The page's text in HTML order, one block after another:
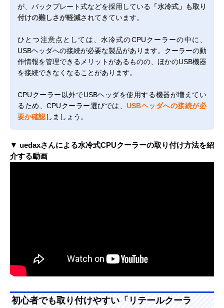
が、バックプレート式などを採用している 「水冷式」も取り
付けの難しさが軽減されてきています。
ひとつ注意点としては、水冷式のCPUクーラーの中に、
USBヘッダへの接続が必要な製品があります。クーラーの動
作情報を管理できるメリットがあるものの、ほかのUSB機器
を接続できなくなることがあります。
CPUクーラー以外でUSBヘッダを使用する機器が増えてい
るため、CPUクーラー選びでは、USBヘッダへの接続が必
要か確認しましょう。
▼ uedaxさんによる水冷式CPUクーラーの取り付け方法を紹
介する動画
初心者でも取り付けやすい「リテールクーラ